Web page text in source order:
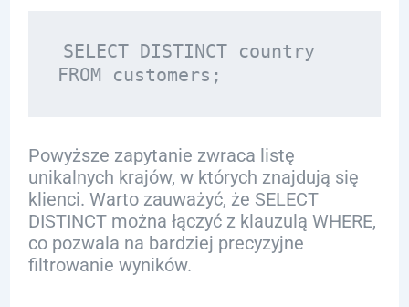
SELECT DISTINCT country
Powyższe zapytanie zwraca listę
unikalnych krajów, w których znajdują się
klienci. Warto zauważyć, że SELECT
DISTINCT można łączyć z klauzulą WHERE,
co pozwala na bardziej precyzyjne
filtrowanie wyników.